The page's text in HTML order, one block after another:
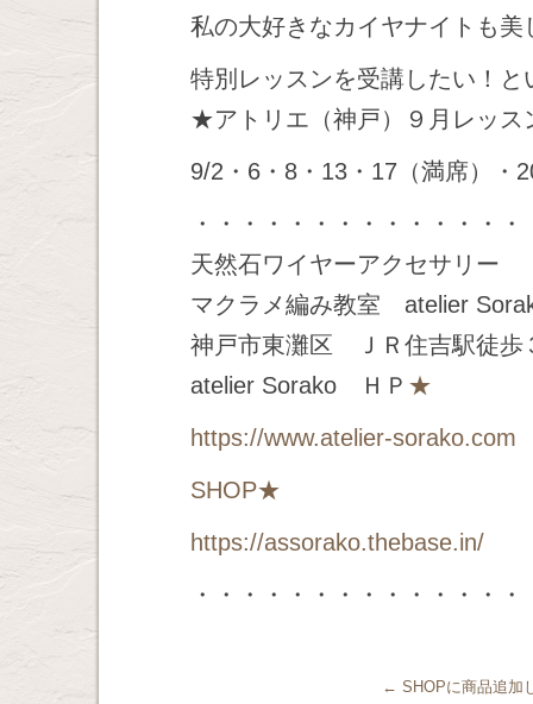
私の大好きなカイヤナイトも美
特別レッスンを受講したい！
★アトリエ（神戸）９月レッ
9/2・6・8・13・17（満席）・
・・・・・・・・・・・・・・
天然石ワイヤーアクセサリー
マクラメ編み教室 atelier
神戸市東灘区 ＪＲ住吉駅徒歩
atelier Sorako ＨＰ ★
https://www.atelier-sorako.com
SHOP★
https://assorako.thebase.in/
・・・・・・・・・・・・・・
← SHOPに商品追加